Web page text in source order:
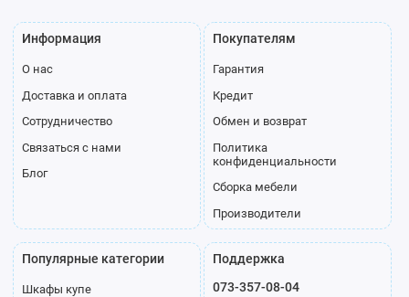
Информация
О нас
Доставка и оплата
Сотрудничество
Связаться с нами
Блог
Покупателям
Гарантия
Кредит
Обмен и возврат
Политика
конфиденциальности
Сборка мебели
Производители
Популярные категории
Шкафы купе
Поддержка
073-357-08-04